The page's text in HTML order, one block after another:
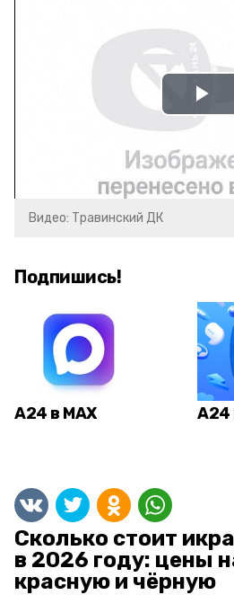
Видео: Травинский ДК
Подпишись!
А24 в MAX А24
Сколько стоит
в 2026 году: цены
красную и чёрную